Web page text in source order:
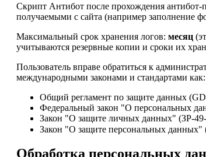
Скрипт Антибот после прохождения антибот-
получаемыми с сайта (например заполнение
Максимальный срок хранения логов: месяц
учитываются резервные копии и сроки их
Пользователь вправе обратиться к
международными законами и стандартами как:
Общий регламент по защите данных
Федеральный закон "О персональных
Закон "О защите личных данных" (ЗР-
Закон "О защите персональных данных"
Обработка персональных